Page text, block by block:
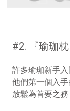
#2. 『瑜珈枕
許多瑜珈新手
他們第一個入
放鬆為首要之務